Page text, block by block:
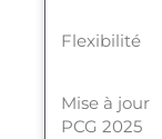
Flexibilité
Mise à jour
PCG 2025